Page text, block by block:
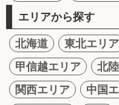
エリアから探す
北海道 東北エリア
甲信越エリア
北
関西エリア
中国